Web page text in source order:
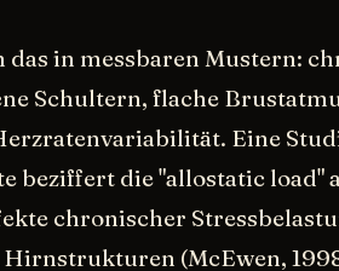
das in messbaren Mustern:
Schultern, flache
Eine
beziffert die "allostatic load"
chronischer
(McEwen,